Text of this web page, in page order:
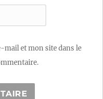
et mon site dans le